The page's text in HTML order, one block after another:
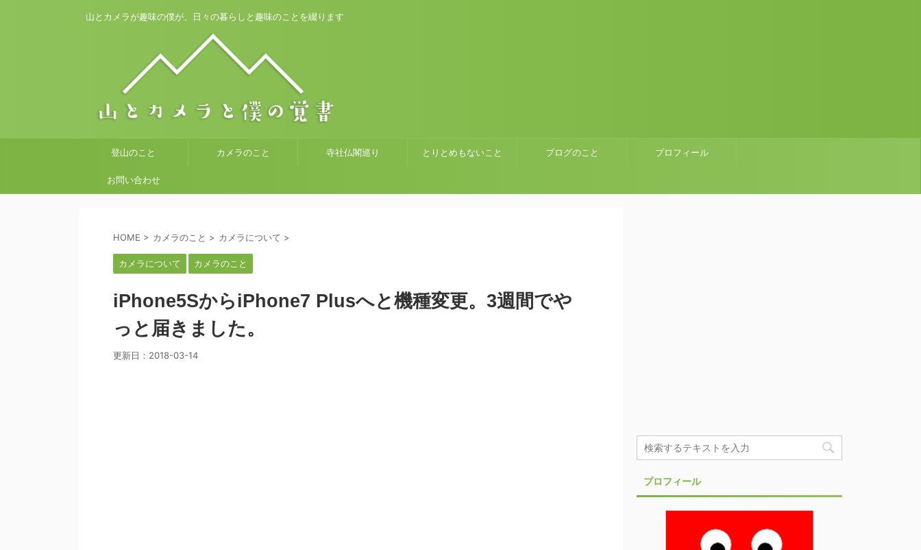
山とカメラが趣味の僕が、日々の暮らしと趣味のことを綴ります
登山のこと カメラのこと 寺社仏閣巡り とりとめもないこと ブログのこと プロフィール
お問い合わせ
HOME > カメラのこと > カメラについて >
カメラについて カメラのこと
iPhone5SからiPhone7 Plusへと機種変更。3週間でや
っと届きました。
更新日： 2018-03-14
プロフィール